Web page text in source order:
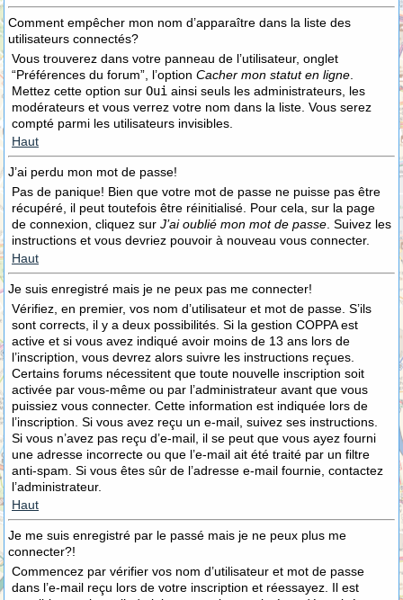
Comment empêcher mon nom d’apparaître dans la liste des
utilisateurs connectés?
Vous trouverez dans votre panneau de l’utilisateur, onglet
“Préférences du forum”, l’option Cacher mon statut en ligne
Mettez cette option sur Oui ainsi seuls les administrateurs, les
modérateurs et vous verrez votre nom dans la liste. Vous serez
compté parmi les utilisateurs invisibles.
Haut
J’ai perdu mon mot de passe!
Pas de panique! Bien que votre mot de passe ne puisse pas être
récupéré, il peut toutefois être réinitialisé. Pour cela, sur la page
de connexion, cliquez sur J’ai oublié mon mot de passe . Suivez les
instructions et vous devriez pouvoir à nouveau vous connecter.
Haut
Je suis enregistré mais je ne peux pas me connecter!
Vérifiez, en premier, vos nom d’utilisateur et mot de passe. S’ils
sont corrects, il y a deux possibilités. Si la gestion COPPA est
active et si vous avez indiqué avoir moins de 13 ans lors de
l’inscription, vous devrez alors suivre les instructions reçues.
Certains forums nécessitent que toute nouvelle inscription soit
activée par vous-même ou par l’administrateur avant que vous
puissiez vous connecter. Cette information est indiquée lors de
l’inscription. Si vous avez reçu un e-mail, suivez ses instructions.
Si vous n’avez pas reçu d’e-mail, il se peut que vous ayez fourni
une adresse incorrecte ou que l’e-mail ait été traité par un filtre
anti-spam. Si vous êtes sûr de l’adresse e-mail fournie, contactez
l’administrateur.
Haut
Je me suis enregistré par le passé mais je ne peux plus me
connecter?!
Commencez par vérifier vos nom d’utilisateur et mot de passe
dans l’e-mail reçu lors de votre inscription et réessayez. Il est